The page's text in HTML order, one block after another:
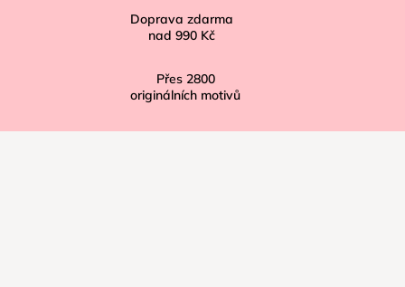
Doprava zdarma
nad 990 Kč
Přes 2800
originálních motivů